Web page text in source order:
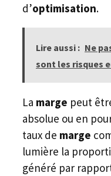
d’optimisation.
Lire aussi : Ne
sont les risques
La marge peut
absolue ou en
taux de marge
lumière la
généré par